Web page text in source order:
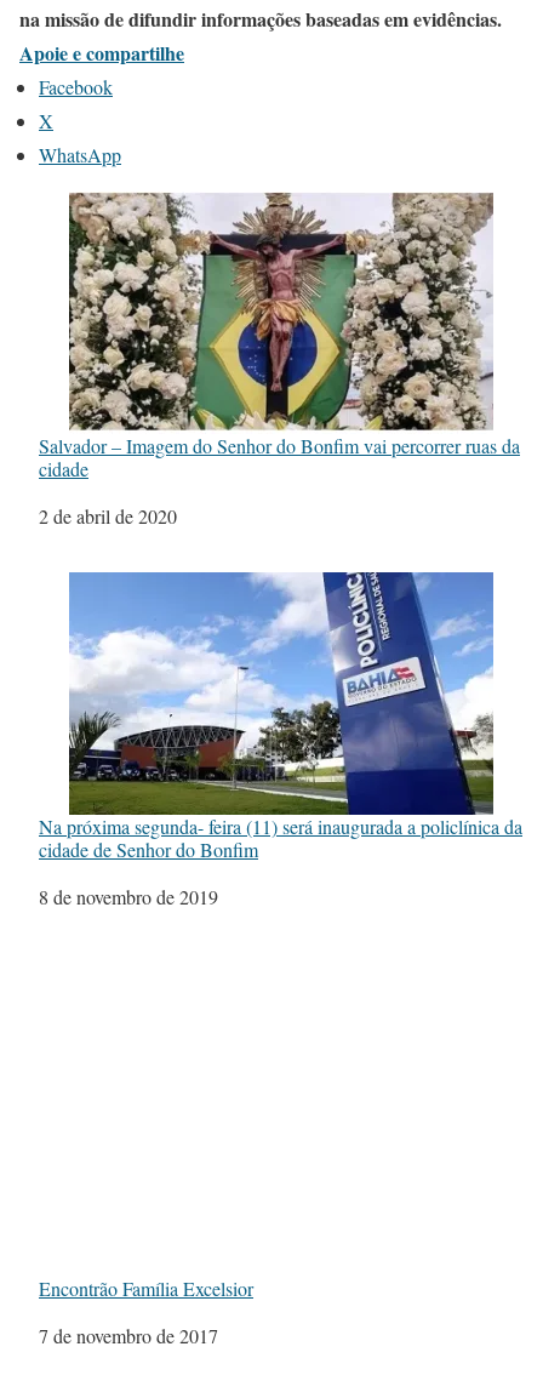
na missão de difundir informações baseadas em evidências.
Apoie e compartilhe
Facebook
X
WhatsApp
Salvador – Imagem do Senhor do Bonfim vai percorrer ruas da
cidade
Data
2 de abril de 2020
Na próxima segunda- feira (11) será inaugurada a policlínica da
cidade de Senhor do Bonfim
Data
8 de novembro de 2019
Encontrão Família Excelsior
Data
7 de novembro de 2017